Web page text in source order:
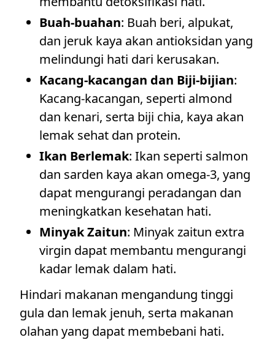
Buah-buahan: Buah beri, alpukat,
dan jeruk kaya akan antioksidan yang
melindungi hati dari kerusakan.
Kacang-kacangan dan Biji-bijian:
Kacang-kacangan, seperti almond
dan kenari, serta biji chia, kaya akan
lemak sehat dan protein.
Ikan Berlemak: Ikan seperti salmon
dan sarden kaya akan omega-3, yang
dapat mengurangi peradangan dan
meningkatkan kesehatan hati.
Minyak Zaitun: Minyak zaitun extra
virgin dapat membantu mengurangi
kadar lemak dalam hati.
Hindari makanan mengandung tinggi
gula dan lemak jenuh, serta makanan
olahan yang dapat membebani hati.